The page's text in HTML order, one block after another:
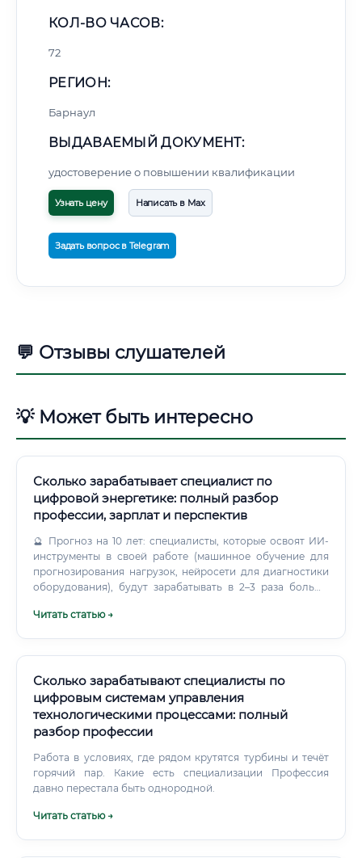
КОЛ-ВО ЧАСОВ:
72
РЕГИОН:
Барнаул
ВЫДАВАЕМЫЙ ДОКУМЕНТ:
удостоверение о повышении квалификации
Узнать цену Написать в Max
Задать вопрос в Telegram
💬 Отзывы слушателей
💡 Может быть интересно
Сколько зарабатывает специалист по
цифровой энергетике: полный разбор
профессии, зарплат и перспектив
🔮 Прогноз на 10 лет: специалисты, которые освоят ИИ-
инструменты в своей работе (машинное обучение для
прогнозирования нагрузок, нейросети для диагностики
оборудования), будут зарабатывать в 2–3 раза больше
специалисту 🛠️ Компетенции специалиста по цифровой
электроэнергетических систем ✅ Работа с SCADA-
системами (SIMATIC WinCC, InTouch, MasterSCADA,
OSIsoft PI) ✅ Программирование на Python (анализ
данных, автоматизация) ✅ Знание стандартов МЭК 61850,
МЭК 61968/61970 (CIM), МЭК 62351 ✅ Работа с базами
данных (SQL, InfluxDB, PostgreSQL) ✅ Визуализация
данных (Power BI, Grafana, Tableau) ✅ Основы
кибербезопасности АСУ ТП ✅ Знание принципов IoT и
системами (для сетевых организаций) ✅ Основы
Читать статью →
Сколько зарабатывают специалисты по
цифровым системам управления
технологическими процессами: полный
разбор профессии
Работа в условиях, где рядом крутятся турбины и течёт
горячий пар. Какие есть специализации Профессия
давно перестала быть однородной.
Читать статью →